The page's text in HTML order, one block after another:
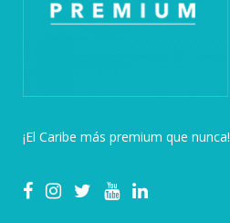
¡El Caribe más premium que nunca!